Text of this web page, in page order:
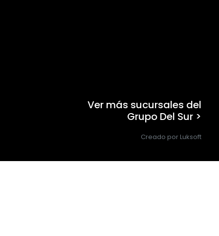
Ver más sucursales del
Grupo Del Sur >
Creado por Luksoft